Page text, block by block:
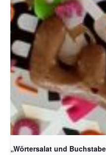
Bildquelle_ Pixabay
„Wörtersalat und